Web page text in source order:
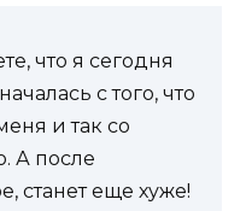
что я сегодня
с того, что
и так со
А после
станет еще хуже!